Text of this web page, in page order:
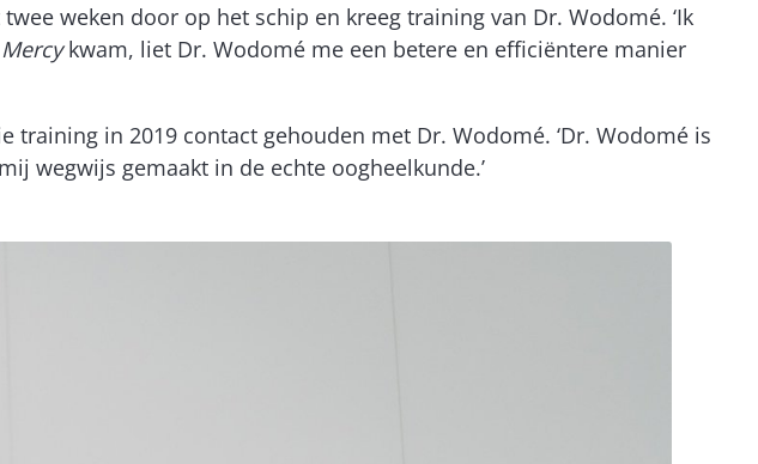
weken door op het schip en kreeg training van Dr. Wodomé. ‘Ik
kwam, liet Dr. Wodomé me een betere en efficiëntere manier
in 2019 contact gehouden met Dr. Wodomé. ‘Dr. Wodomé is
wegwijs gemaakt in de echte oogheelkunde.’